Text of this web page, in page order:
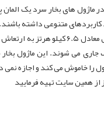
های بخار سرد یک
متنوعی داشته
بخار سرد دارای یک صفحه
جاری می شوند. این ماژول
خاموش می کند و اجازه نمی